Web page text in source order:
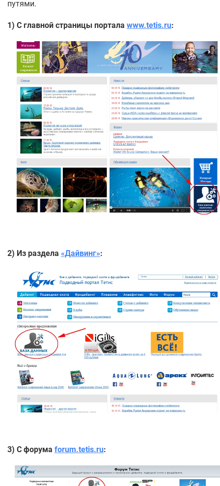
путями.
1) С главной страницы портала www.tetis.ru:
2) Из раздела «Дайвинг»:
3) С форума forum.tetis.ru: